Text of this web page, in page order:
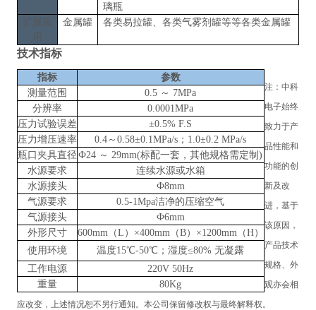
璃瓶
扩展应
金属罐 各类易拉罐、各类气雾剂罐等等各类金属罐
技术指标
指标
参数
测量范围
0.5 ～ 7MPa
分辨率
0.0001MPa
压力试验误差
±0.5% F.S
压力增压速率
0.4～0.58±0.1MPa/s；1.0±0.2 MPa/s
瓶口夹具直径 Ф24 ～ 29mm(标配一套，其他规格需定制)
水源要求
连续水源或水箱
水源接头
Ф8mm
气源要求
0.5-1Mpa洁净的压缩空气
气源接头
Ф6mm
外形尺寸
600mm（L）×400mm（B）×1200mm（H）
使用环境
温度15℃-50℃；湿度≤80% 无凝露
工作电源
220V 50Hz
重量
80Kg
注： 中科
电子始终
致力于产
品性能和
功能的创
新及改
进，基于
该原因，
产品技术
规格、外
观亦会相
应改变，上述情况恕不另行通知。本公司保留修改权与最终解释权。